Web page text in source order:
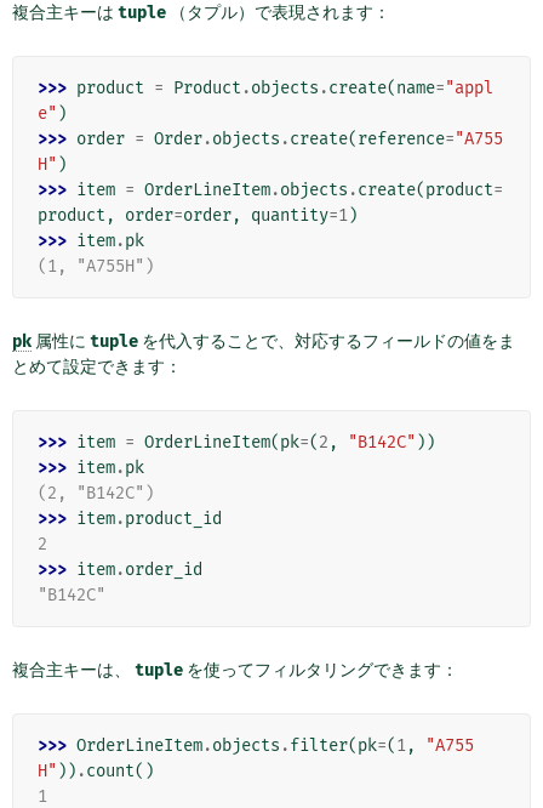
複合主キーは tuple （タプル）で表現されます：
>>> product = Product .objects .create(name="appl
e" )
>>> order = Order.objects .create(reference="A755
H" )
>>> item = OrderLineItem.objects .create(product=
product , order=order, quantity=1)
>>> item.pk
(1, "A755H")
pk 属性に tuple を代入することで、対応するフィールドの値をま
とめて設定できます：
>>> item = OrderLineItem(pk=(2 , "B142C" ))
>>> item.pk
(2, "B142C")
>>> item.product_id
2
>>> item.order_id
"B142C"
複合主キーは、 tuple を使ってフィルタリングできます：
>>> OrderLineItem.objects .filter(pk=(1,
"A755
H" )) .count()
1